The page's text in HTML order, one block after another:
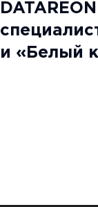
и «Белый